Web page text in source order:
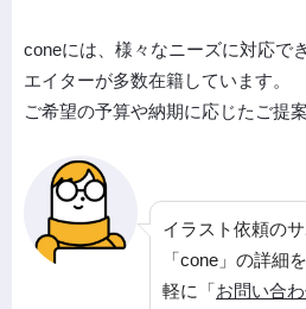
coneには、様々なニーズに対応で
エイターが多数在籍しています。
ご希望の予算や納期に応じたご提
イラスト依頼のサ
「cone」の詳細
軽に「お問い合